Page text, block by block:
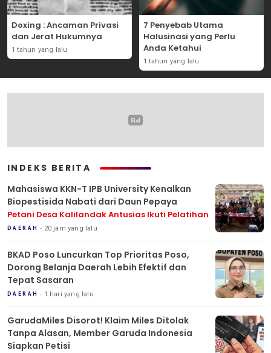
Doxing : Ancaman Privasi
dan Jerat Hukumnya
1 tahun yang lalu
7 Penyebab Utama
Halusinasi yang Perlu
Anda Ketahui
1 tahun yang lalu
INDEKS BERITA
Mahasiswa KKN-T IPB University Kenalkan
Biopestisida Nabati dari Daun Pepaya
Petani Desa Kalilandak Antusias Ikuti Pelatihan
DAERAH 20 jam yang lalu
BKAD Poso Luncurkan Top Prioritas Poso,
Dorong Belanja Daerah Lebih Efektif dan
Tepat Sasaran
DAERAH 1 hari yang lalu
GarudaMiles Disorot! Klaim Miles Ditolak
Tanpa Alasan, Member Garuda Indonesia
Siapkan Petisi